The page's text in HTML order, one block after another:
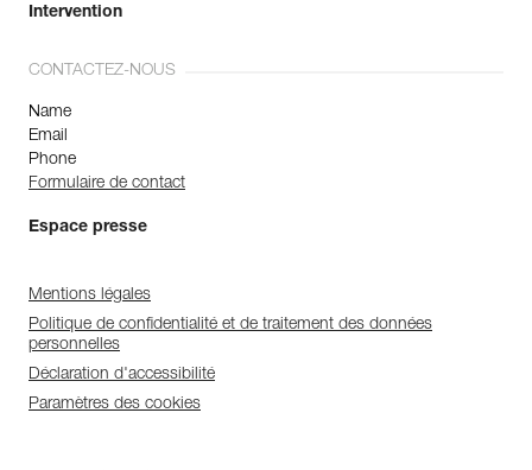
Intervention
CONTACTEZ-NOUS
Name
Email
Phone
Formulaire de contact
Espace presse
Mentions légales
Politique de confidentialité et de traitement des données
personnelles
Déclaration d'accessibilité
Paramètres des cookies